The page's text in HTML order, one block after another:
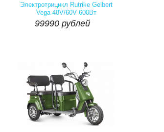
Электротрицикл Rutrike Gelbert
Vega 48V/60V 600Вт
99990 рублей
99990 рублей
шт  Купить